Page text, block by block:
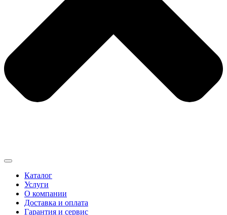
Каталог
Услуги
О компании
Доставка и оплата
Гарантия и сервис